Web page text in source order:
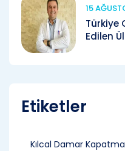
15
Türkiye
Edilen
Etiketler
Kılcal Damar Kapatma